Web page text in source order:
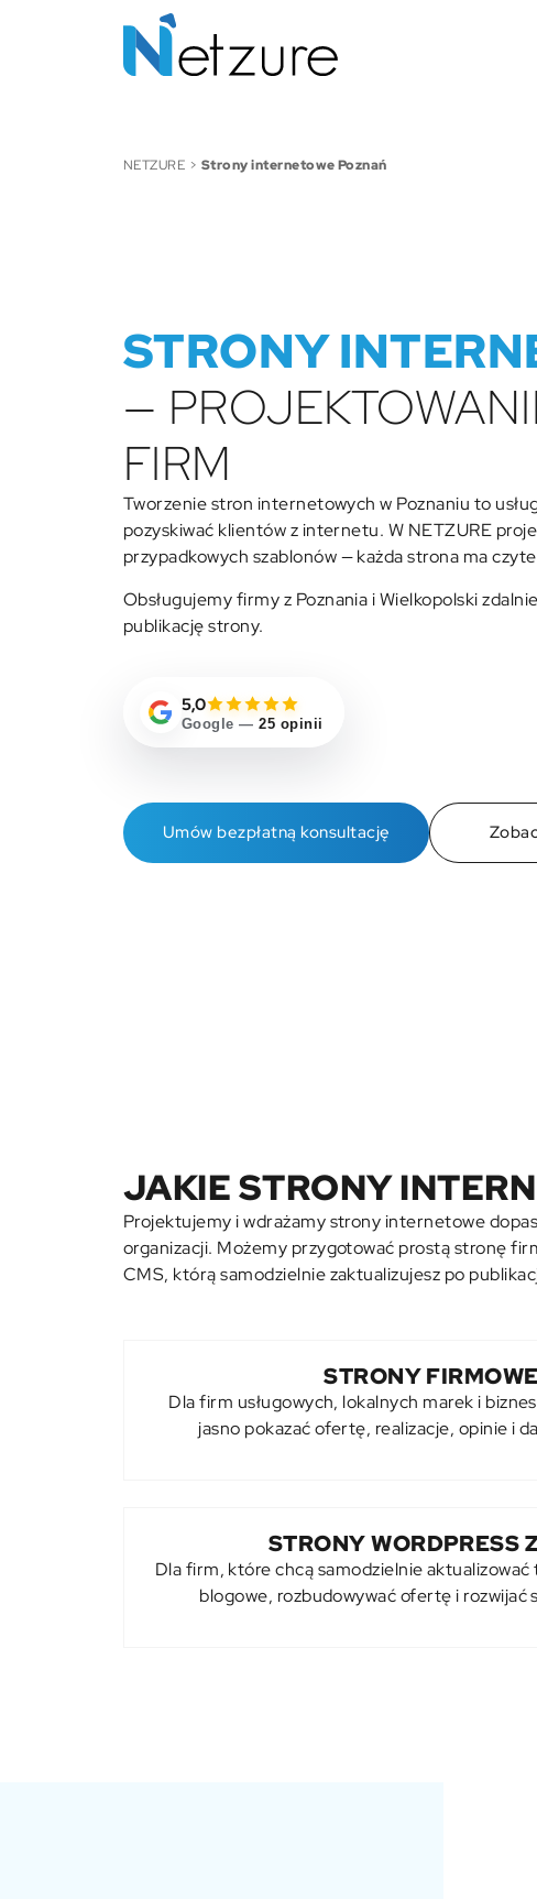
NETZURE > Strony internetowe Poznań
STRONY
—
FIRM
Tworzenie stron internetowych w Poznaniu to
pozyskiwać klientów z internetu. W NETZURE
przypadkowych szablonów — każda strona ma
Obsługujemy firmy z Poznania i Wielkopolski
publikację strony.
5,0
Google —25 opinii
Umów bezpłatną konsultację
JAKIE STRONY
Projektujemy i wdrażamystrony internetowe
organizacji. Możemy przygotować prostą stronę
CMS, którą samodzielnie zaktualizujesz po
STRONY FIRMOWE
Dla firm usługowych, lokalnych marek i
jasno pokazać ofertę, realizacje, opinie i
STRONY WORDPRESS
Dla firm, które chcą samodzielnie aktualizować
blogowe, rozbudowywać ofertę i rozwijać